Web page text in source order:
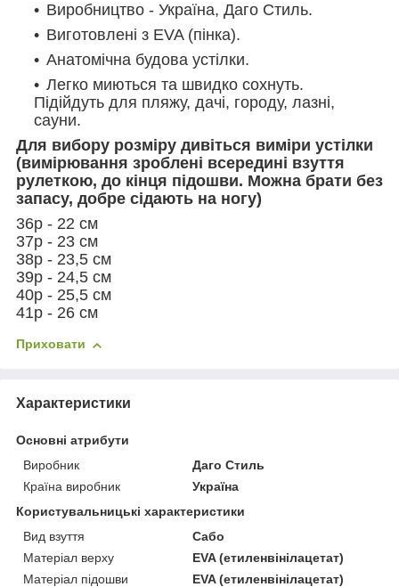
Виробництво - Україна, Даго Стиль.
Виготовлені з EVA (пінка).
Анатомічна будова устілки.
Легко миються та швидко сохнуть.
Підійдуть для пляжу, дачі, городу, лазні,
сауни.
Для вибору розміру дивіться виміри устілки
(вимірювання зроблені всередині взуття
рулеткою, до кінця підошви. Можна брати без
запасу, добре сідають на ногу)
36р - 22 см
37р - 23 см
38р - 23,5 см
39р - 24,5 см
40р - 25,5 см
41р - 26 см
Приховати
Характеристики
Основні атрибути
Виробник
Даго Стиль
Країна виробник
Україна
Користувальницькі характеристики
Вид взуття
Сабо
Матеріал верху
EVA (етиленвінілацетат)
Матеріал підошви
EVA (етиленвінілацетат)